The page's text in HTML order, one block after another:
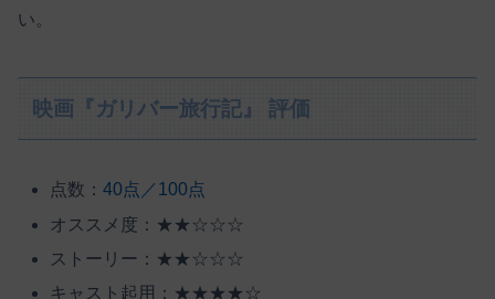
い。
映画『ガリバー旅行記』 評価
点数：40点／100点
オススメ度：★★☆☆☆
ストーリー：★★☆☆☆
キャスト起用：★★★★☆